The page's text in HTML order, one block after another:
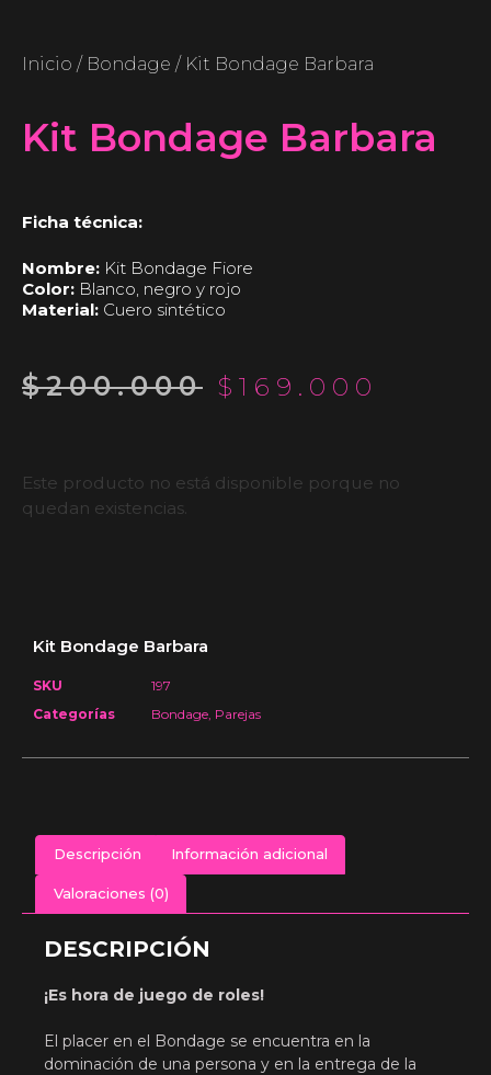
Inicio / Bondage / Kit Bondage Barbara
Kit Bondage Barbara
Ficha técnica:
Nombre: Kit Bondage Fiore
Color: Blanco, negro y rojo
Material: Cuero sintético
$200.000 $ 169.000
Este producto no está disponible porque no
quedan existencias.
Kit Bondage Barbara
SKU
197
Categorías
Bondage Parejas
Descripción Información adicional
Valoraciones (0)
DESCRIPCIÓN
¡Es hora de juego de roles!
El placer en el Bondage se encuentra en la
dominación de una persona y en la entrega de la